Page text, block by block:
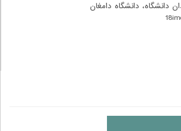
دانشگاه، دانشگاه دامغان